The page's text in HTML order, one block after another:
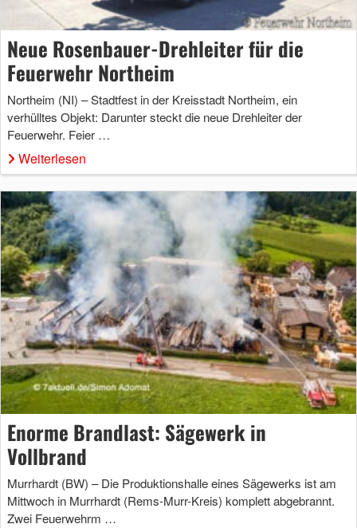
Neue Rosenbauer-Drehleiter für die
Feuerwehr Northeim
Northeim (NI) – Stadtfest in der Kreisstadt Northeim, ein
verhülltes Objekt: Darunter steckt die neue Drehleiter der
Feuerwehr. Feier …
Weiterlesen
Enorme Brandlast: Sägewerk in
Vollbrand
Murrhardt (BW) – Die Produktionshalle eines Sägewerks ist am
Mittwoch in Murrhardt (Rems-Murr-Kreis) komplett abgebrannt.
Zwei Feuerwehrm …